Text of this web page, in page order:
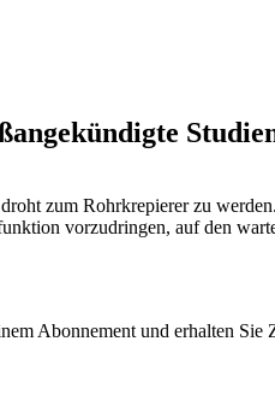
zum Rohrkrepierer zu
vorzudringen, auf den
Abonnement und erhalten